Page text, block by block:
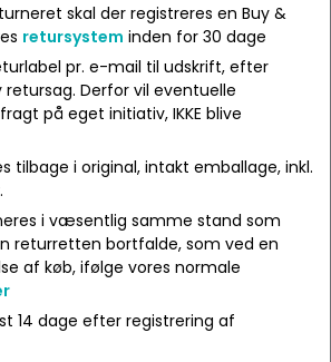
skal der registreres en Buy &
retursystem inden for 30 dage
pr. e-mail til udskrift, efter
retursag. Derfor vil eventuelle
på eget initiativ, IKKE blive
tilbage i original, intakt emballage, inkl.
i væsentlig samme stand som
returretten bortfalde, som ved en
af køb, ifølge vores normale
14 dage efter registrering af